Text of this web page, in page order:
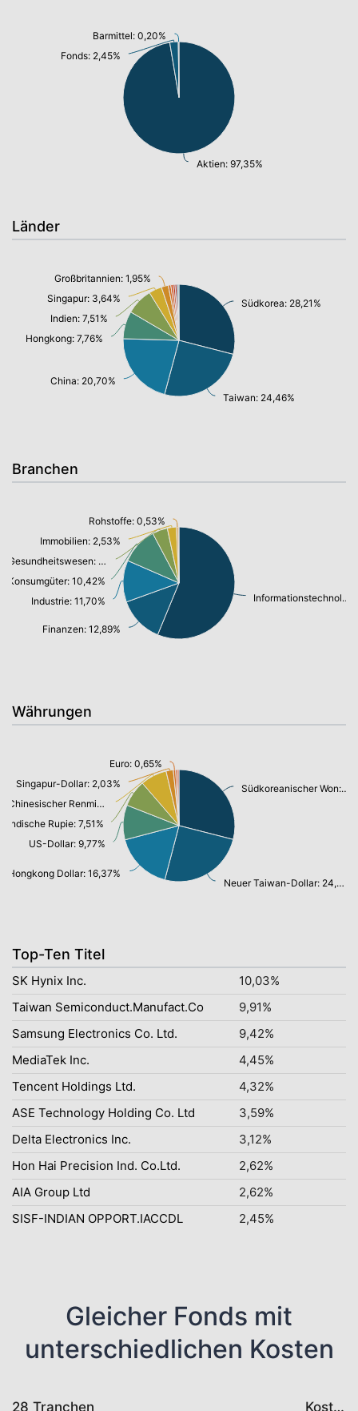
Aktien: 97,35%
Fonds: 2,45%
Barmittel: 0,20%
Länder
Südkorea: 28,21%
Taiwan: 24,46%
China: 20,70%
Hongkong: 7,76%
Indien: 7,51%
Singapur: 3,64%
Großbritannien: 1,95%
Branchen
Informationstechnologie/ Telekommunikation: 54,68%
Finanzen: 12,89%
Industrie: 11,70%
Konsumgüter: 10,42%
Gesundheitswesen: 4,28%
Immobilien: 2,53%
Rohstoffe: 0,53%
Währungen
Südkoreanischer Won: 28,21%
Neuer Taiwan-Dollar: 24,46%
Hongkong Dollar: 16,37%
US-Dollar: 9,77%
Indische Rupie: 7,51%
Chinesischer Renminbi Yuan: 7,43%
Singapur-Dollar: 2,03%
Euro: 0,65%
Top-Ten Titel
SK Hynix Inc.
10,03%
Taiwan Semiconduct.Manufact.Co
9,91%
Samsung Electronics Co. Ltd.
9,42%
MediaTek Inc.
4,45%
Tencent Holdings Ltd.
4,32%
ASE Technology Holding Co. Ltd
3,59%
Delta Electronics Inc.
3,12%
Hon Hai Precision Ind. Co.Ltd.
2,62%
AIA Group Ltd
2,62%
SISF-INDIAN OPPORT.IACCDL
2,45%
Gleicher Fonds mit
unterschiedlichen Kosten
28 Tranchen Kosten